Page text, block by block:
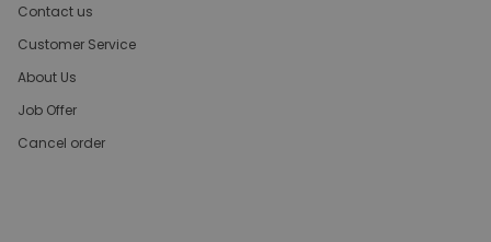
Contact us
Customer Service
About Us
Job Offer
Cancel order